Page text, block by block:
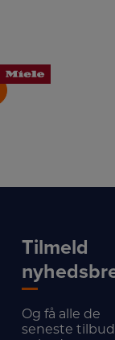
Tilmeld
Og få alle de
seneste